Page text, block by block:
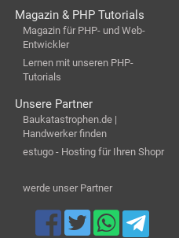
Magazin & PHP Tutorials
Magazin für PHP- und Web-
Entwickler
Lernen mit unseren PHP-
Tutorials
Unsere Partner
Baukatastrophen.de |
Handwerker finden
estugo - Hosting für Ihren Shopr
werde unser Partner